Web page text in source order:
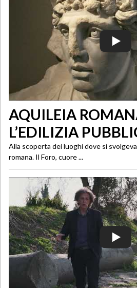
AQUILEIA
L’EDILIZIA
Alla scoperta dei luoghi dove si
romana. Il Foro, cuore ...